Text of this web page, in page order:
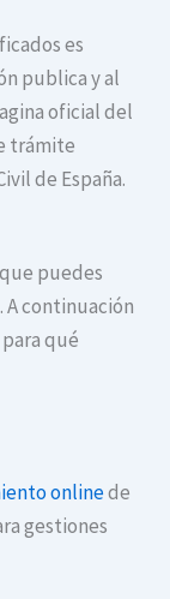
es
publica y al
oficial del
trámite
de España.
puedes
continuación
qué
onlinede
gestiones